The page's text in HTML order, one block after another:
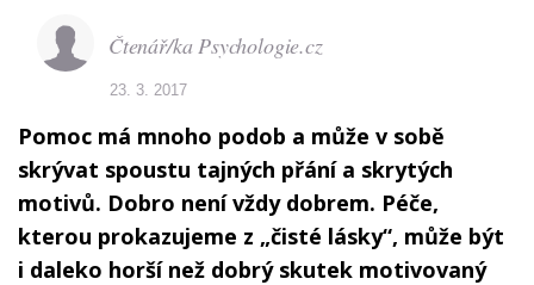
Pomoc má mnoho podob a může v sobě
skrývat spoustu tajných přání a skrytých
motivů. Dobro není vždy dobrem. Péče,
kterou prokazujeme z „čisté lásky“, může být
i daleko horší než dobrý skutek motivovaný
Čtenář/ka Psychologie.cz
23. 3. 2017